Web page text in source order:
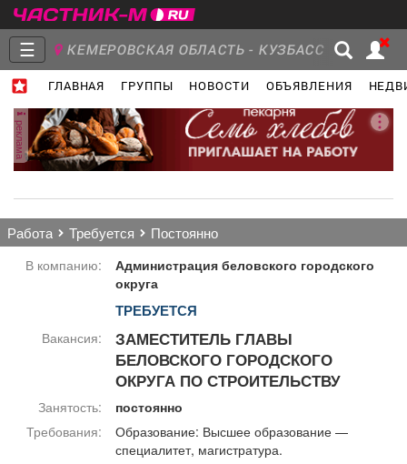
☰ КЕМЕРОВСКАЯ ОБЛАСТЬ - КУЗБАСС
ГЛАВНАЯ ГРУППЫ НОВОСТИ ОБЪЯВЛЕНИЯ
Главная
Группы Новости
Транспорт
реклама
работа требуется постоянно
В компанию:
Администрация беловского городского
округа
ТРЕБУЕТСЯ
Вакансия:
ЗАМЕСТИТЕЛЬ ГЛАВЫ
БЕЛОВСКОГО ГОРОДСКОГО
ОКРУГА ПО СТРОИТЕЛЬСТВУ
Занятость:
постоянно
Требования:
Образование: Высшее образование —
специалитет, магистратура.